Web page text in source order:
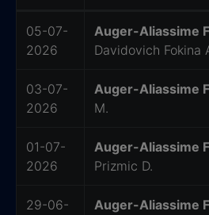
05-07-
2026
Auger-Aliassime
Davidovich Fokina
03-07-
2026
Auger-Aliassime
M.
01-07-
2026
Auger-Aliassime
Prizmic D.
29-06-
Auger-Aliassime